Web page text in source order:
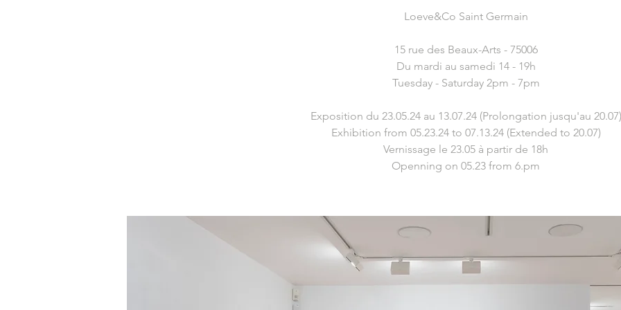
Loeve&Co Saint Germain
15 rue des Beaux-Arts - 75006
Du mardi au samedi 14 - 19h
Tuesday - Saturday 2pm - 7pm
Exposition du 23.05.24 au 13.07.24 (Prolongation jusqu'au 20.07)
Exhibition from 05.23.24 to 07.13.24 (Extended to 20.07)
Vernissage le 23.05 à partir de 18h
Openning on 05.23 from 6.pm